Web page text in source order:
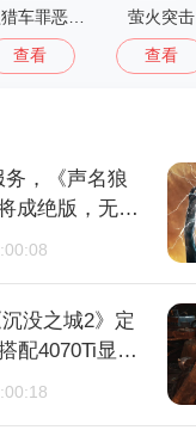
查看
萤火突击
查看
，《声名狼
成绝版，无法
没之城2》定
配4070Ti显卡